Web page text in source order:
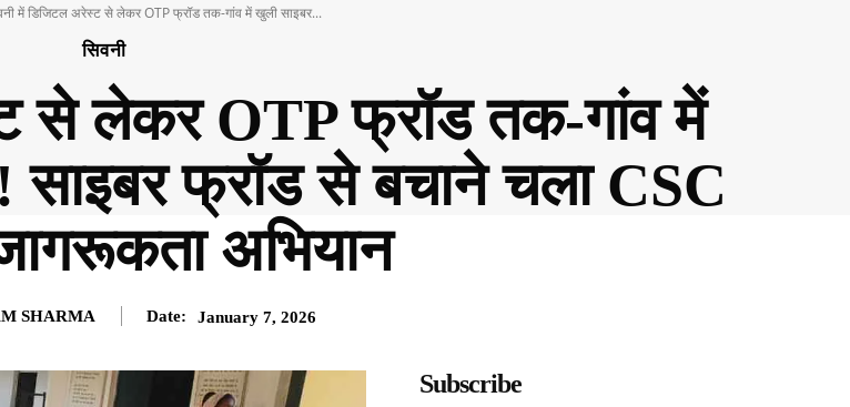
में डिजिटल अरेस्ट से लेकर OTP फ्रॉड तक-गांव में खुली साइबर...
सिवनी
से लेकर OTP फ्रॉड तक-गांव में
साइबर फ्रॉड से बचाने चला CSC
अभियान
SHARMA Date: January 7, 2026
Subscribe